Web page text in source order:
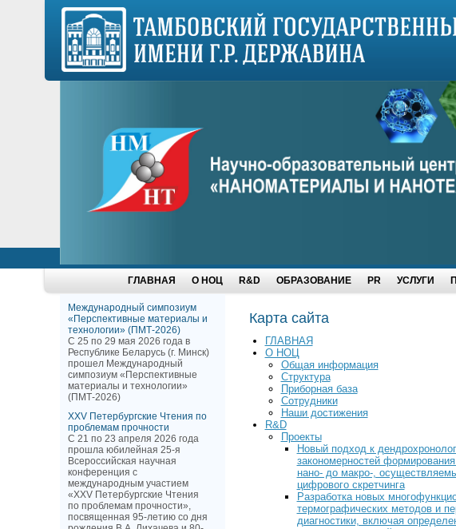
ГЛАВНАЯ О НОЦ R&D ОБРАЗОВАНИЕ PR УСЛУГИ
Международный симпозиум
«Перспективные материалы и
технологии» (ПМТ-2026)
С 25 по 29 мая 2026 года в
Республике Беларусь (г. Минск)
прошел Международный
симпозиум «Перспективные
материалы и технологии»
(ПМТ-2026)
XXV Петербургские Чтения по
проблемам прочности
С 21 по 23 апреля 2026 года
прошла юбилейная 25-я
Всероссийская научная
конференция с
международным участием
«XXV Петербургские Чтения
по проблемам прочности»,
посвященная 95-летию со дня
Карта сайта
ГЛАВНАЯ
О НОЦ
Общая информация
Структура
Приборная база
Сотрудники
Наши достижения
R&D
Проекты
Новый подход к
закономерностей
нано- до макро-,
цифрового скретчинга
Разработка новых
термографических методов и
диагностики, включая